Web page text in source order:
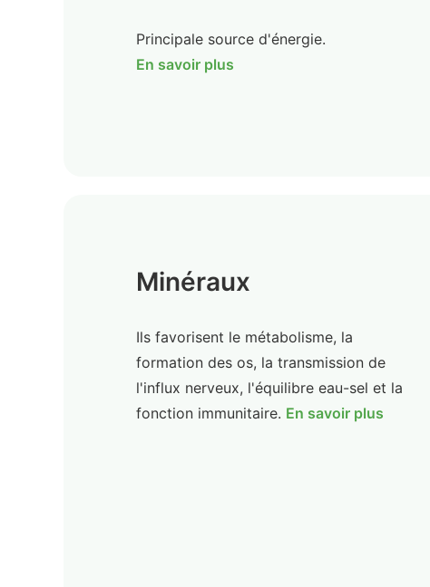
Principale source d'énergie.
En savoir plus
Minéraux
Ils favorisent le métabolisme, la
formation des os, la transmission de
l'influx nerveux, l'équilibre eau-sel et la
fonction immunitaire. En savoir plus